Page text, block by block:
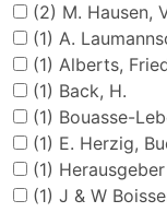
(2) M. Hausen,
(1) A.
(1) Alberts,
(1) Back, H.
(1) Bouasse-
(1) E. Herzig,
(1) Herausgeber & Redaktion:
(1) J & W